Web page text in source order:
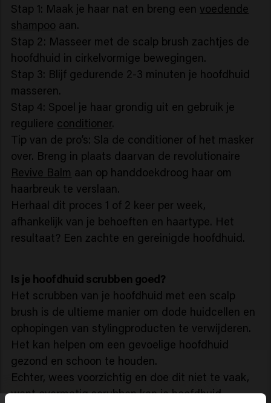
Stap 1: Maak je haar nat en breng een voedende
shampoo aan.
Stap 2: Masseer met de scalp brush zachtjes de
hoofdhuid in cirkelvormige bewegingen.
Stap 3: Blijf gedurende 2-3 minuten je hoofdhuid
masseren.
Stap 4: Spoel je haar grondig uit en gebruik je
reguliere conditioner.
Tip van de pro’s: Sla de conditioner of het masker
over. Breng in plaats daarvan de revolutionaire
Revive Balm aan op handdoekdroog haar om
haarbreuk te verslaan.
Herhaal dit proces 1 of 2 keer per week,
afhankelijk van je behoeften en haartype. Het
resultaat? Een zachte en gereinigde hoofdhuid.
Is je hoofdhuid scrubben goed?
Het scrubben van je hoofdhuid met een scalp
brush is de ultieme manier om dode huidcellen en
ophopingen van stylingproducten te verwijderen.
Het kan helpen om een gevoelige hoofdhuid
gezond en schoon te houden.
Echter, wees voorzichtig en doe dit niet te vaak,
want overmatig scrubben kan je hoofdhuid